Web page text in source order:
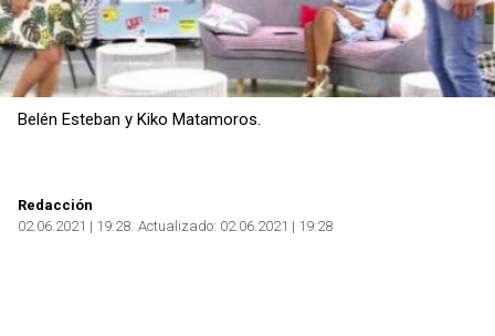
Belén Esteban y Kiko Matamoros.
Redacción
02.06.2021 | 19:28 Actualizado: 02.06.2021 | 19:28